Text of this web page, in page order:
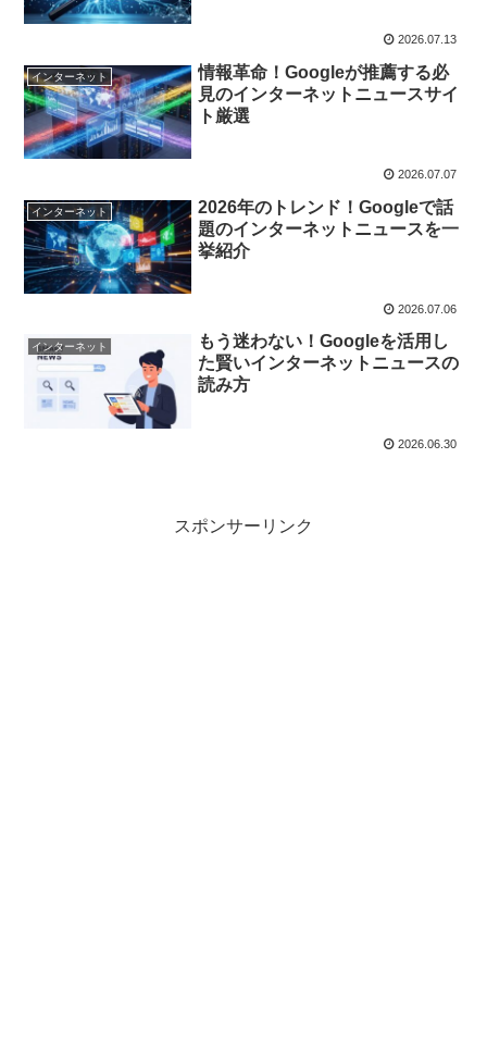
2026.07.13
インターネット
情報革命！Googleが推薦する必
見のインターネットニュースサイ
ト厳選
2026.07.07
インターネット
2026年のトレンド！Googleで話
題のインターネットニュースを一
挙紹介
2026.07.06
インターネット
もう迷わない！Googleを活用し
た賢いインターネットニュースの
読み方
2026.06.30
スポンサーリンク